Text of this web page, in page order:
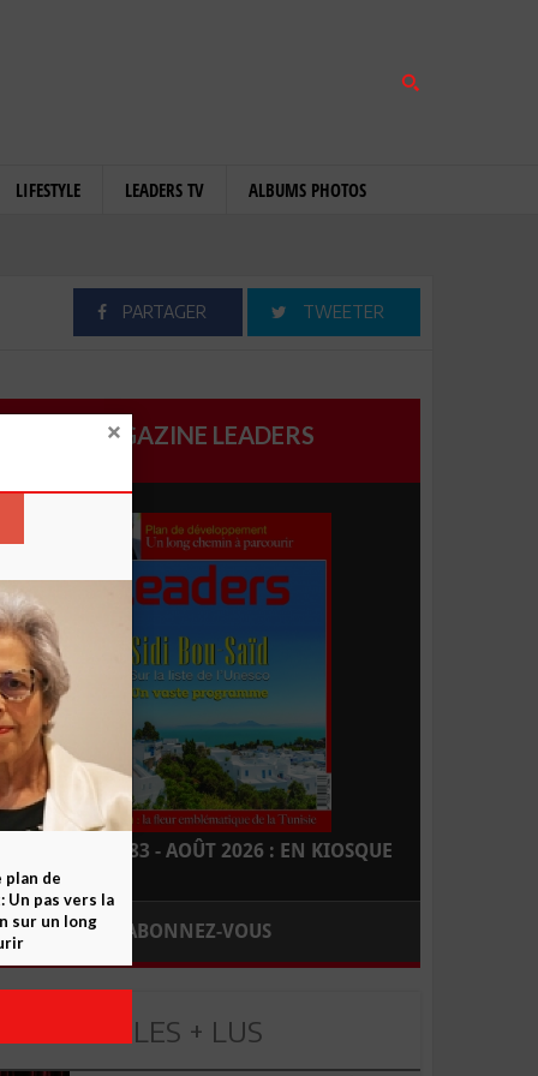
LIFESTYLE LEADERS TV ALBUMS PHOTOS
PARTAGER TWEETER
MAGAZINE LEADERS
LEADERS N° 183 - AOÛT 2026 : EN KIOSQUE
ABONNEZ-VOUS
LES + LUS
plan de
Un pas vers la
sur un long